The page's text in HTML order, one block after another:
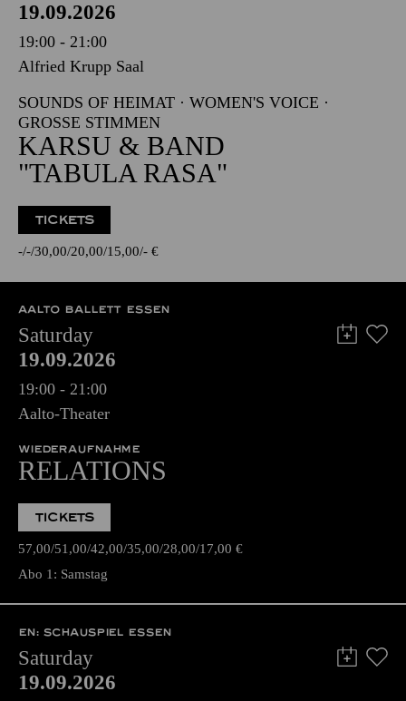
19.09.2026
19:00 - 21:00
Alfried Krupp Saal
SOUNDS OF HEIMAT · WOMEN'S VOICE ·
GROSSE STIMMEN
KARSU & BAND
"TABULA RASA"
TICKETS
- - 30,00 20,00 15,00 - €
AALTO BALLETT ESSEN
Saturday
19.09.2026
19:00 - 21:00
Aalto-Theater
WIEDERAUFNAHME
RELATIONS
TICKETS
57,00 51,00 42,00 35,00 28,00 17,00 €
Abo 1: Samstag
EN: SCHAUSPIEL ESSEN
Saturday
19.09.2026